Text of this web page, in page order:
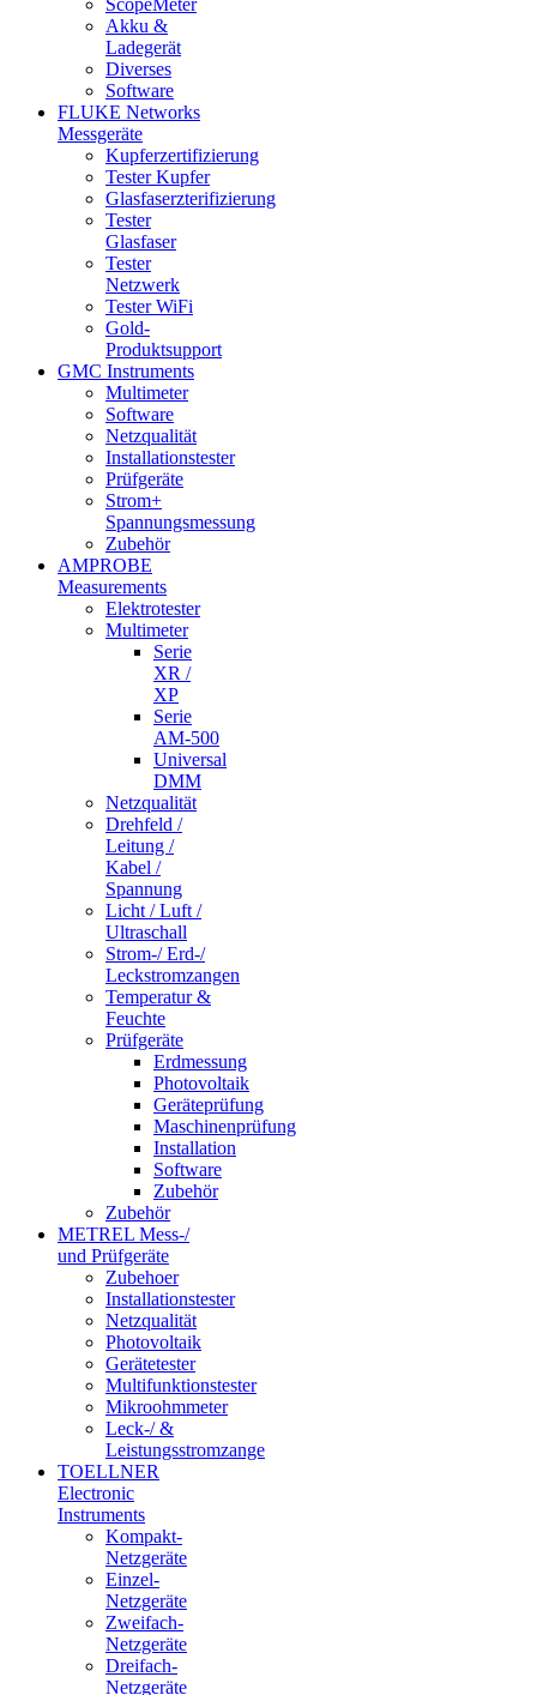
Akku &
Ladegerät
Diverses
Software
FLUKE Networks
Messgeräte
Kupferzertifizierung
Tester Kupfer
Glasfaserzterifizierung
Tester
Glasfaser
Tester
Netzwerk
Tester WiFi
Gold-
Produktsupport
GMC Instruments
Multimeter
Software
Netzqualität
Installationstester
Prüfgeräte
Strom+
Spannungsmessung
Zubehör
AMPROBE
Measurements
Elektrotester
Multimeter
Serie
XR /
XP
Serie
AM-500
Universal
DMM
Netzqualität
Drehfeld /
Leitung /
Kabel /
Spannung
Licht / Luft /
Ultraschall
Strom-/ Erd-/
Leckstromzangen
Temperatur &
Feuchte
Prüfgeräte
Erdmessung
Photovoltaik
Geräteprüfung
Maschinenprüfung
Installation
Software
Zubehör
Zubehör
METREL Mess-/
und Prüfgeräte
Zubehoer
Installationstester
Netzqualität
Photovoltaik
Gerätetester
Multifunktionstester
Mikroohmmeter
Leck-/ &
Leistungsstromzange
TOELLNER
Electronic
Instruments
Kompakt-
Netzgeräte
Einzel-
Netzgeräte
Zweifach-
Netzgeräte
Dreifach-
Netzgeräte